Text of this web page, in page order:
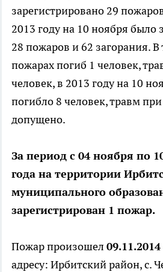
зарегистрировано 29
2013 году на 10 ноября было
28 пожаров и 62 загорания.
пожарах погиб 1 человек,
человек, в 2013 году на 10
погибло 8 человек, травм
допущено.
За период с 04 ноября по
года на территории
муниципального
зарегистрирован 1 пожар.
Пожар произошел
адресу: Ирбитский район, с.